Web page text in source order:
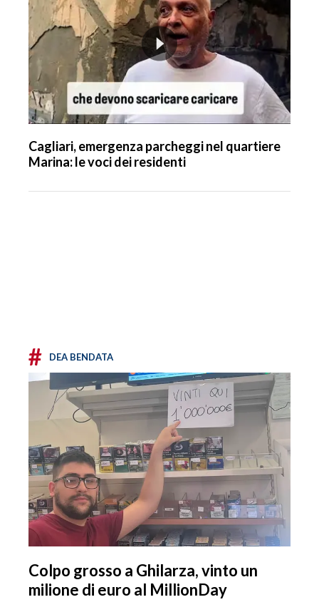
Cagliari, emergenza parcheggi nel quartiere
Marina: le voci dei residenti
# DEA BENDATA
Colpo grosso a Ghilarza, vinto un
milione di euro al MillionDay